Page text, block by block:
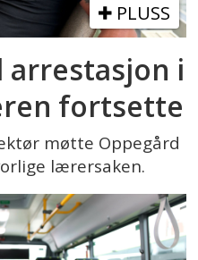
PLUSS
arrestasjon i
fortsette
møtte Oppegård
lærersaken.